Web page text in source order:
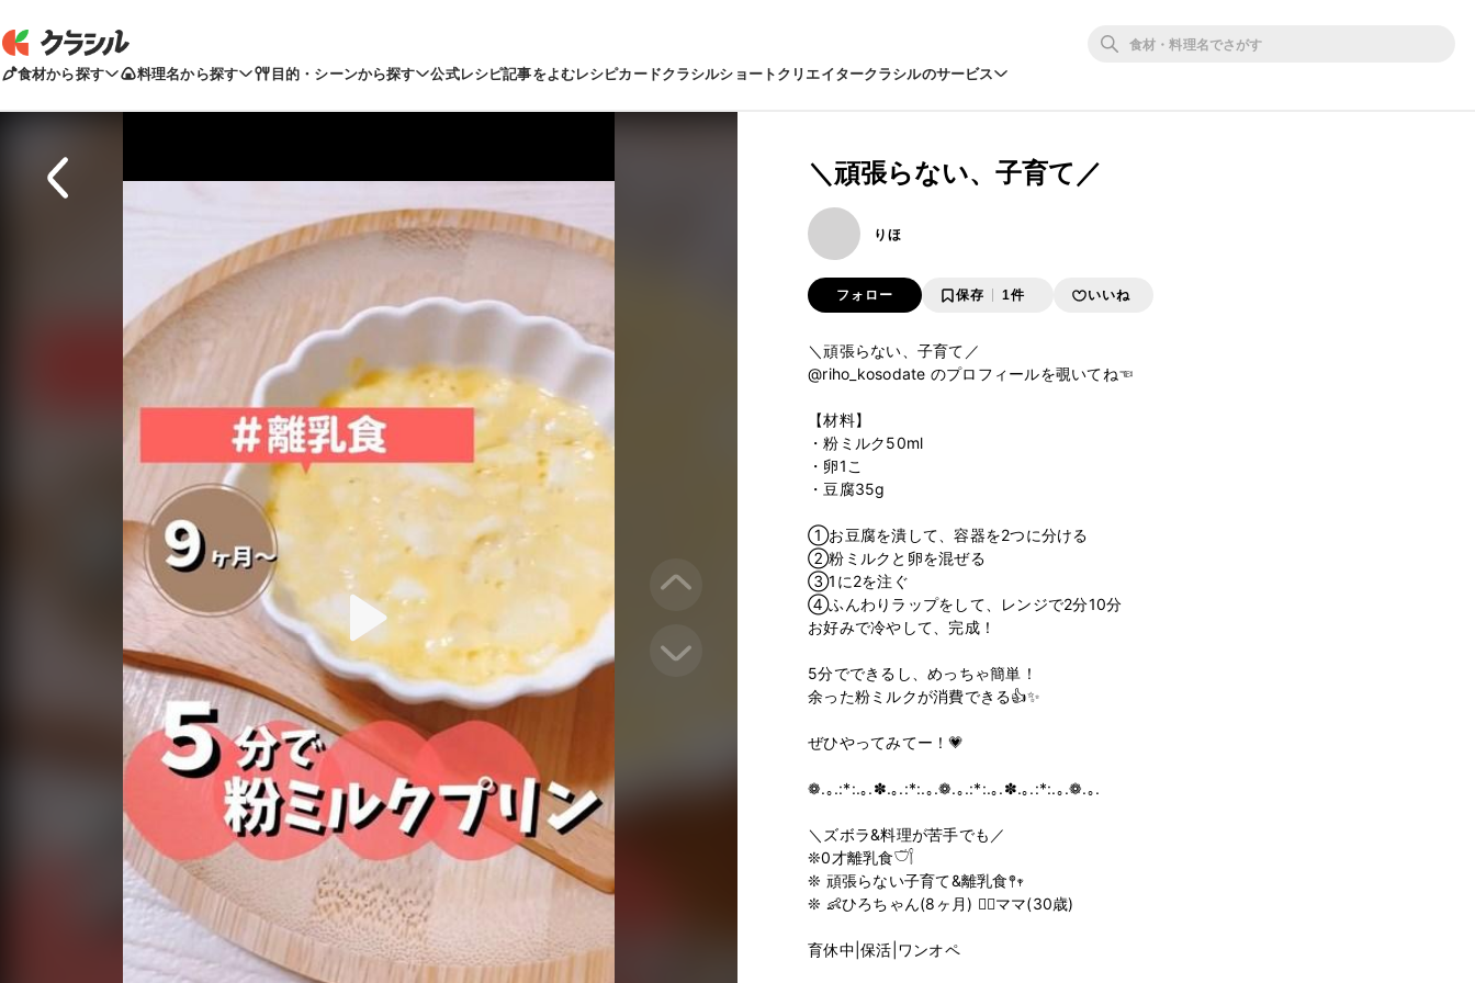
食材から探す 料理名から探す 目的・シーンから探す 公式レシピ記事をよむレシピカードクラシルショートクリエイタークラシルのサービス
＼頑張らない、子育て／
りほ
フォロー 保存 1件 いいね
＼頑張らない、子育て／
@riho_kosodate のプロフィールを覗いてね☜
【材料】
・粉ミルク50ml
・卵1こ
・豆腐35g
①お豆腐を潰して、容器を2つに分ける
②粉ミルクと卵を混ぜる
③1に2を注ぐ
④ふんわりラップをして、レンジで2分10分
お好みで冷やして、完成！
5分でできるし、めっちゃ簡単！
余った粉ミルクが消費できる👍✨
ぜひやってみてー！💗
❁.｡.:*:.｡.✽.｡.:*:.｡.❁.｡.:*:.｡.✽.｡.:*:.｡.❁.｡.
＼ズボラ&料理が苦手でも／
❊0才離乳食𓎩𓌉
❊ 頑張らない子育て&離乳食𖤣𖥧
❊ 👶ひろちゃん(8ヶ月) 🙎‍♀️ママ(30歳)
育休中|保活|ワンオペ